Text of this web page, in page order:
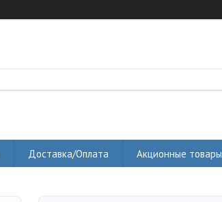
Доставка/Оплата Акционные товары